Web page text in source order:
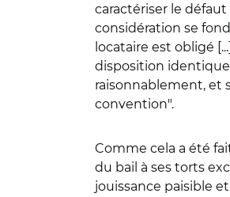
caractériser le
considération se
locataire est obligé
disposition identique
raisonnablement, et
convention".
Comme cela a été
du bail à ses torts
jouissance paisible